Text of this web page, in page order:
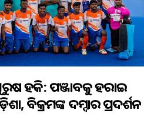
ହକି: ପଞ୍ଜାବକୁ ହରାଇ
ବିକ୍ରମଙ୍କ ଦମ୍ଦାର ପ୍ରଦର୍ଶନ